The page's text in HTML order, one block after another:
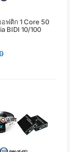
อฟติก 1 Core 50
BIDI 10/100